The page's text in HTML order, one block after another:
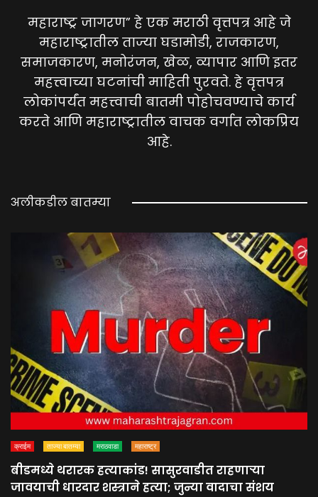
महाराष्ट्र जागरण” हे एक मराठी वृत्तपत्र आहे जे
महाराष्ट्रातील ताज्या घडामोडी, राजकारण,
समाजकारण, मनोरंजन, खेळ, व्यापार आणि इतर
महत्त्वाच्या घटनांची माहिती पुरवते. हे वृत्तपत्र
लोकांपर्यंत महत्त्वाची बातमी पोहोचवण्याचे कार्य
करते आणि महाराष्ट्रातील वाचक वर्गात लोकप्रिय
आहे.
अलीकडील बातम्या
क्राईम ताज्या बातम्या मराठवाडा महाराष्ट्र
बीडमध्ये थरारक हत्याकांड! सासुरवाडीत राहणाऱ्या
जावयाची धारदार शस्त्राने हत्या; जुन्या वादाचा संशय